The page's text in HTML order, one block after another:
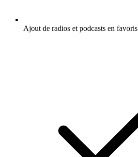
Ajout de radios et podcasts en favoris